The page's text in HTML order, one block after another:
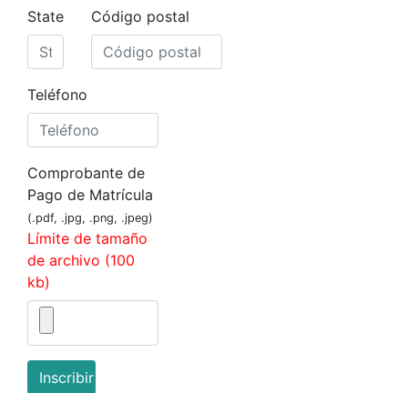
State Código postal
Teléfono
Comprobante de
Pago de Matrícula
(.pdf, .jpg, .png, .jpeg)
Límite de tamaño
de archivo (100
kb)